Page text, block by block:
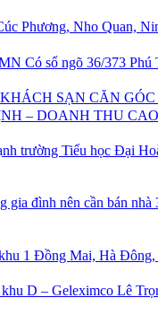
Phương, Nho Quan,
Có sổ ngõ 36/373
SẠN CĂN
– DOANH THU CAO
trường Tiểu học Đại
gia đình nên cần bán
1 Đồng Mai, Hà
D – Geleximco Lê